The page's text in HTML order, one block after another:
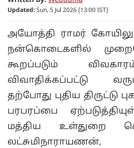
Updated: Sun, 5 Jul 2026 (13:00 IST)
அயோத்தி ராமர்
நன்கொடைகளில்
கூறப்படும்
விவாதிக்கப்பட்டு
தற்போது புதிய திருட்டு
பரபரப்பை
மத்திய உள்துறை